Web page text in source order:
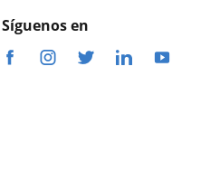
Síguenos en